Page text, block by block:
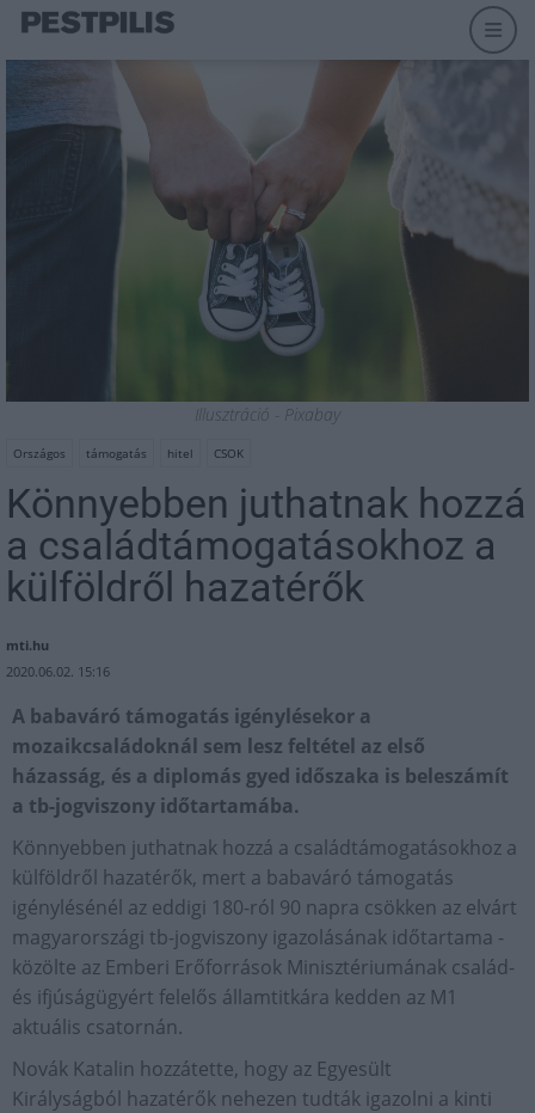
Illusztráció - Pixabay
Országos támogatás hitel CSOK
Könnyebben juthatnak hozzá
a családtámogatásokhoz a
külföldről hazatérők
mti.hu
2020.06.02. 15:16
A babaváró támogatás igénylésekor a
mozaikcsaládoknál sem lesz feltétel az első
házasság, és a diplomás gyed időszaka is beleszámít
a tb-jogviszony időtartamába.
Könnyebben juthatnak hozzá a családtámogatásokhoz a
külföldről hazatérők, mert a babaváró támogatás
igénylésénél az eddigi 180-ról 90 napra csökken az elvárt
magyarországi tb-jogviszony igazolásának időtartama -
közölte az Emberi Erőforrások Minisztériumának család-
és ifjúságügyért felelős államtitkára kedden az M1
aktuális csatornán.
Novák Katalin hozzátette, hogy az Egyesült
Királyságból hazatérők nehezen tudták igazolni a kinti